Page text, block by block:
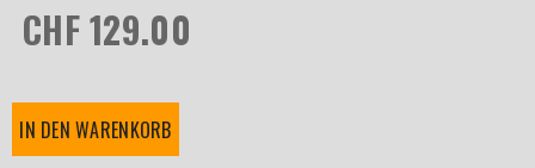
CHF 129.00
IN DEN WARENKORB